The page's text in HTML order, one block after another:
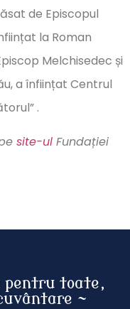
de Episcopul
la Roman
Melchisedec și
a înființat Centrul
.
site-ul Fundației
pentru toate,
~